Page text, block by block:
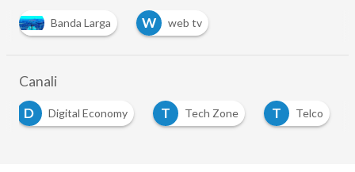
Banda Larga W web tv
Canali
D
Digital Economy T Tech Zone T Telco